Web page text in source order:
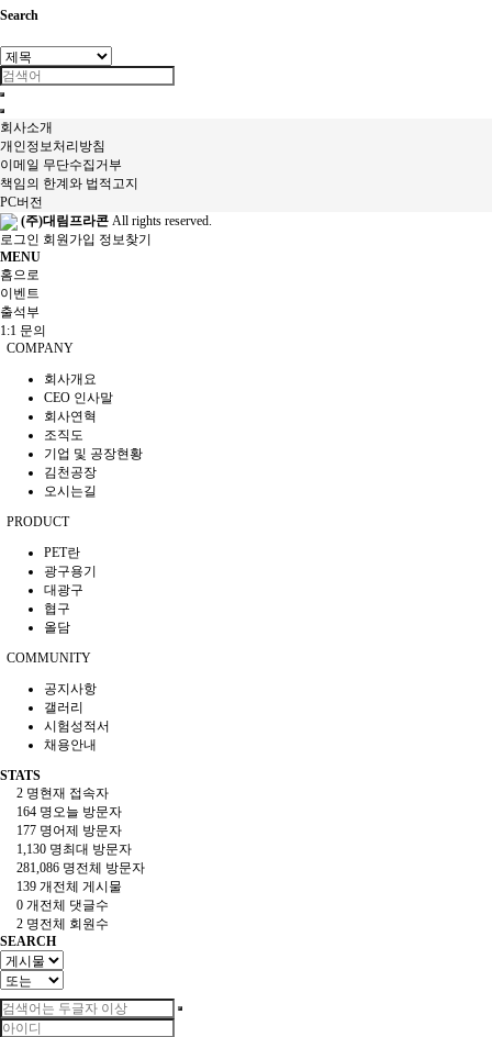
Search
회사소개
개인정보처리방침
이메일 무단수집거부
책임의 한계와 법적고지
PC버전
(주)대림프라콘 All rights reserved.
로그인 회원가입 정보찾기
MENU
홈으로
이벤트
출석부
1:1 문의
COMPANY
회사개요
CEO 인사말
회사연혁
조직도
기업 및 공장현황
김천공장
오시는길
PRODUCT
PET란
광구용기
대광구
협구
올담
COMMUNITY
공지사항
갤러리
시험성적서
채용안내
STATS
2 명현재 접속자
164 명오늘 방문자
177 명어제 방문자
1,130 명최대 방문자
281,086 명전체 방문자
139 개전체 게시물
0 개전체 댓글수
2 명전체 회원수
SEARCH